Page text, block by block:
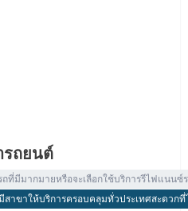
รถยนต์
ถที่มีมากมายหรือจะเลือกใช้บริการรีไฟแนน
สาขาให้บริการครอบคลุมทั่วประเทศสะดวก